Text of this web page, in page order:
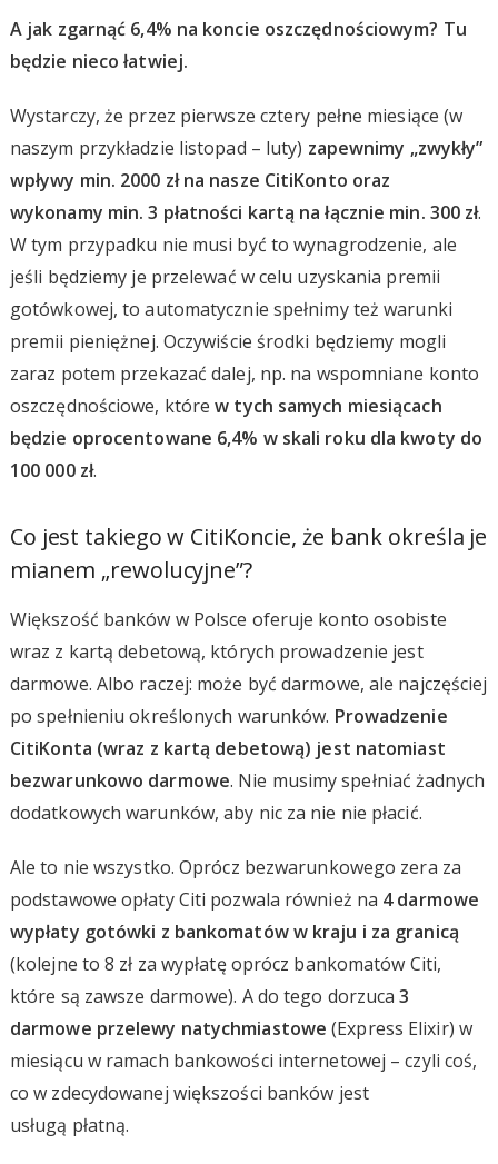
A jak zgarnąć 6,4% na koncie oszczędnościowym? Tu
będzie nieco łatwiej.
Wystarczy, że przez pierwsze cztery pełne miesiące (w
naszym przykładzie listopad – luty) zapewnimy „zwykły”
wpływy min. 2000 zł na nasze CitiKonto oraz
wykonamy min. 3 płatności kartą na łącznie min. 300 zł.
W tym przypadku nie musi być to wynagrodzenie, ale
jeśli będziemy je przelewać w celu uzyskania premii
gotówkowej, to automatycznie spełnimy też warunki
premii pieniężnej. Oczywiście środki będziemy mogli
zaraz potem przekazać dalej, np. na wspomniane konto
oszczędnościowe, którew tych samych miesiącach
będzie oprocentowane 6,4% w skali roku dla kwoty do
100 000 zł.
Co jest takiego w CitiKoncie, że bank określa je
mianem „rewolucyjne”?
Większość banków w Polsce oferuje konto osobiste
wraz z kartą debetową, których prowadzenie jest
darmowe. Albo raczej: może być darmowe, ale najczęściej
po spełnieniu określonych warunków. Prowadzenie
CitiKonta (wraz z kartą debetową) jest natomiast
bezwarunkowo darmowe. Nie musimy spełniać żadnych
dodatkowych warunków, aby nic za nie nie płacić.
Ale to nie wszystko. Oprócz bezwarunkowego zera za
podstawowe opłaty Citi pozwala również na 4 darmowe
wypłaty gotówki z bankomatów w kraju i za granicą
(kolejne to 8 zł za wypłatę oprócz bankomatów Citi,
które są zawsze darmowe). A do tego dorzuca3
darmowe przelewy natychmiastowe (Express Elixir) w
miesiącu w ramach bankowości internetowej – czyli coś,
co w zdecydowanej większości banków jest
usługą płatną.